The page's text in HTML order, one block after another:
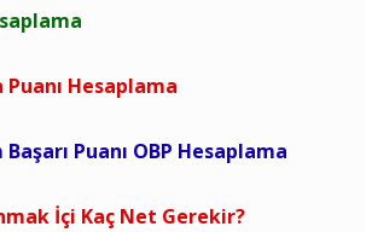
Hesaplama
Puanı OBP Hesaplama
İçi Kaç Net Gerekir?